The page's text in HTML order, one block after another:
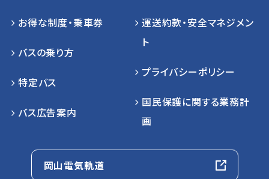
お得な制度・乗車券
バスの乗り方
特定バス
バス広告案内
運送約款・安全マネジメン
ト
プライバシーポリシー
国民保護に関する業務計
画
岡山電気軌道